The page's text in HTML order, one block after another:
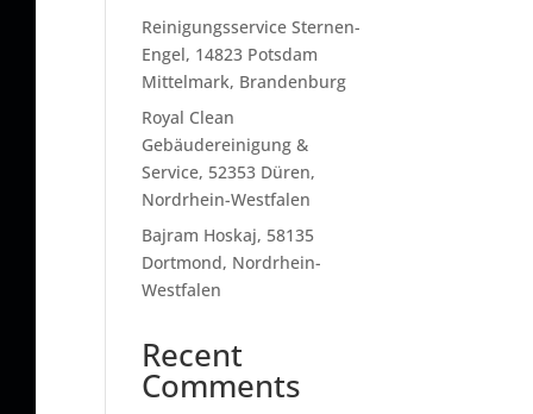
Reinigungsservice Sternen-
Engel, 14823 Potsdam
Mittelmark, Brandenburg
Royal Clean
Gebäudereinigung &
Service, 52353 Düren,
Nordrhein-Westfalen
Bajram Hoskaj, 58135
Dortmond, Nordrhein-
Westfalen
Recent
Comments